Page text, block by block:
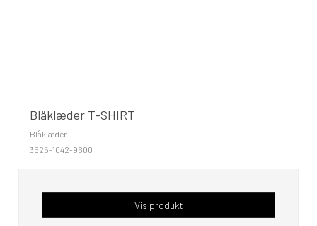
Bläklæder T-SHIRT
Blåklæder
3525-1042-9600
Vis produkt